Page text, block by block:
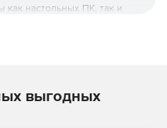
как настольных ПК, так и
могут
ShadowProtect Server на
Кроме того, решение
выгодных